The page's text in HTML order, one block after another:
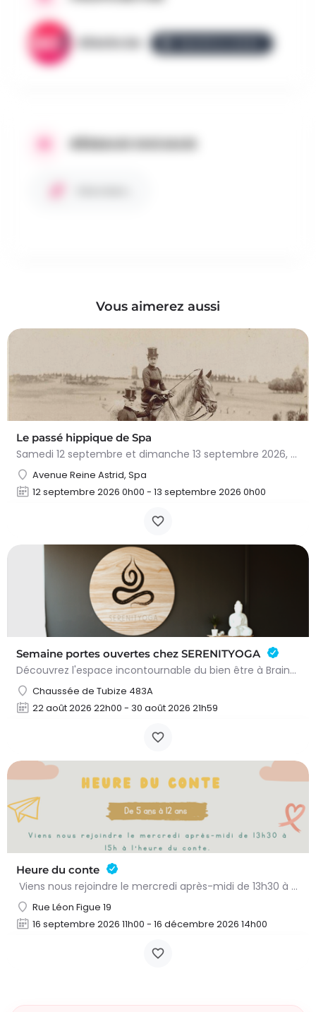
RÉSEAUX SOCIAUX
Vous aimerez aussi
Le passé hippique de Spa
Samedi 12 septembre et dimanche 13 septembre 2026, plongez dans l'histoire fascinante du cheval à…
Avenue Reine Astrid, Spa
12 septembre 2026 0h00 - 13 septembre 2026 0h00
Semaine portes ouvertes chez SERENITYOGA
Découvrez l'espace incontournable du bien être à Braine L'alleud!Du 23 au 30 aout 2026 nous proposons un Pass…
Chaussée de Tubize 483A
22 août 2026 22h00 - 30 août 2026 21h59
Heure du conte
Viens nous rejoindre le mercredi après-midi de 13h30 à 15h à l’heure du conte. On y lit des histoires…
Rue Léon Figue 19
16 septembre 2026 11h00 - 16 décembre 2026 14h00